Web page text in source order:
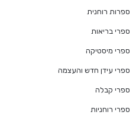
ספרות רוחנית
ספרי בריאות
ספרי מיסטיקה
ספרי עידן חדש והעצמה
ספרי קבלה
ספרי רוחניות